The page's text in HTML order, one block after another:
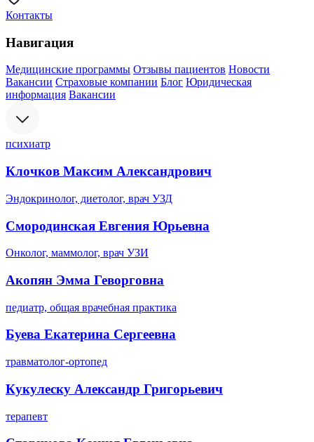
Контакты
Навигация
Медицинские программы Отзывы пациентов Новости
Вакансии Страховые компании Блог Юридическая
информация Вакансии
психиатр
Клочков Максим Александрович
Эндокринолог, диетолог, врач УЗД
Смородинская Евгения Юрьевна
Онколог, маммолог, врач УЗИ
Акопян Эмма Геворговна
педиатр, общая врачебная практика
Буева Екатерина Сергеевна
травматолог-ортопед
Кукулеску Александр Григорьевич
терапевт